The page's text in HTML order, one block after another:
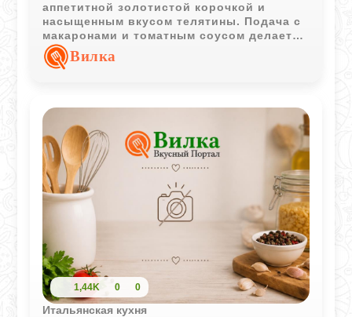
аппетитной золотистой корочкой и
насыщенным вкусом телятины. Подача с
макаронами и томатным соусом делает
блюдо полноценным и очень
гармоничным.
Вилка
1,44K 0 0
Итальянская кухня